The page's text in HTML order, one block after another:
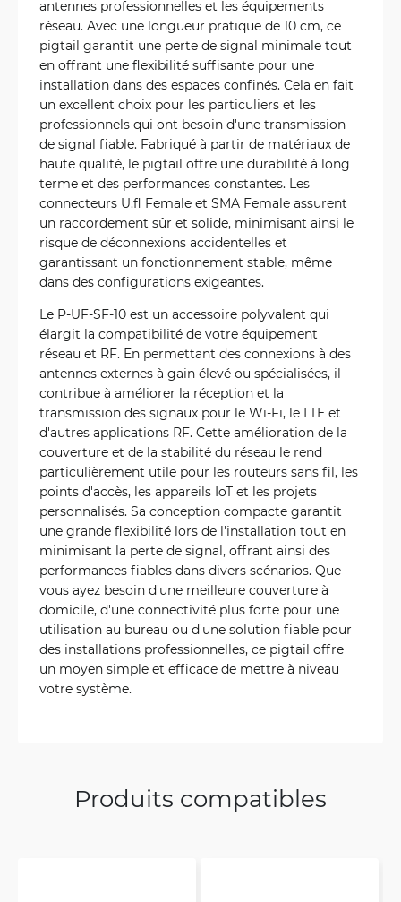
antennes professionnelles et les équipements
réseau. Avec une longueur pratique de 10 cm, ce
pigtail garantit une perte de signal minimale tout
en offrant une flexibilité suffisante pour une
installation dans des espaces confinés. Cela en fait
un excellent choix pour les particuliers et les
professionnels qui ont besoin d'une transmission
de signal fiable. Fabriqué à partir de matériaux de
haute qualité, le pigtail offre une durabilité à long
terme et des performances constantes. Les
connecteurs U.fl Female et SMA Female assurent
un raccordement sûr et solide, minimisant ainsi le
risque de déconnexions accidentelles et
garantissant un fonctionnement stable, même
dans des configurations exigeantes.
Le P-UF-SF-10 est un accessoire polyvalent qui
élargit la compatibilité de votre équipement
réseau et RF. En permettant des connexions à des
antennes externes à gain élevé ou spécialisées, il
contribue à améliorer la réception et la
transmission des signaux pour le Wi-Fi, le LTE et
d'autres applications RF. Cette amélioration de la
couverture et de la stabilité du réseau le rend
particulièrement utile pour les routeurs sans fil, les
points d'accès, les appareils IoT et les projets
personnalisés. Sa conception compacte garantit
une grande flexibilité lors de l'installation tout en
minimisant la perte de signal, offrant ainsi des
performances fiables dans divers scénarios. Que
vous ayez besoin d'une meilleure couverture à
domicile, d'une connectivité plus forte pour une
utilisation au bureau ou d'une solution fiable pour
des installations professionnelles, ce pigtail offre
un moyen simple et efficace de mettre à niveau
votre système.
Produits compatibles